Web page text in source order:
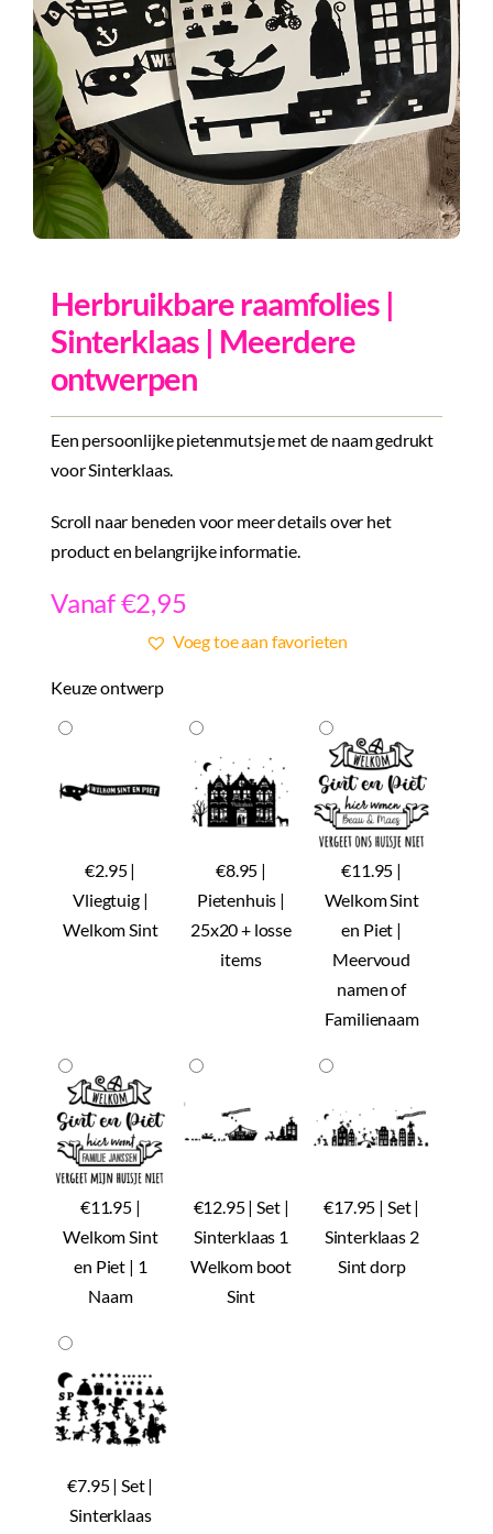
Inkopen
Relatiegeschenken
Contact
Inloggen
Tegeltjes
Wenskaarten
Woondecoratie
Overige
Herbruikbare raamfolies |
Sinterklaas | Meerdere
ontwerpen
Een persoonlijke pietenmutsje met de naam gedrukt
voor Sinterklaas.
Scroll naar beneden voor meer details over het
product en belangrijke informatie.
Vanaf €2,95
Voeg toe aan favorieten
Keuze ontwerp
€2.95 |
Vliegtuig |
Welkom Sint
€8.95 |
Pietenhuis |
25x20 + losse
items
€11.95 |
Welkom Sint
en Piet |
Meervoud
namen of
Familienaam
€11.95 |
Welkom Sint
en Piet | 1
Naam
€12.95 | Set |
Sinterklaas 1
Welkom boot
Sint
€17.95 | Set |
Sinterklaas 2
Sint dorp
€7.95 | Set |
Sinterklaas